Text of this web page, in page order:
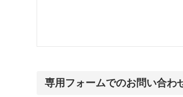
専用フォームでのお問い合わ